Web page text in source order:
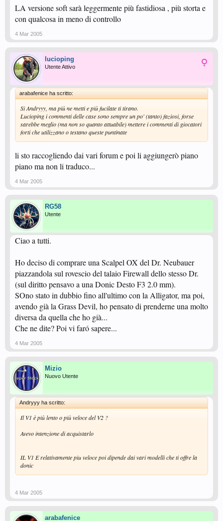
LA versione soft sarà leggermente più fastidiosa , più storta e
con qualcosa in meno di controllo
4 Mar 2005
lucioping
Utente Attivo
arabafenice ha scritto:
Si Andryyy, ma più ne metti e più fucilate ti tirano.
Lucioping i commenti delle case sono sempre un po' (tanto) faziosi, forse
sarebbe meglio (ma non so quanto attuabile) mettere i commenti di giocatori
forti che utilizzano o testano queste puntinate
li sto raccogliendo dai vari forum e poi li aggiungerò piano
piano ma non li traduco...
4 Mar 2005
RG58
Utente
Ciao a tutti.
Ho deciso di comprare una Scalpel OX del Dr. Neubauer
piazzandola sul rovescio del talaio Firewall dello stesso Dr.
(sul diritto pensavo a una Donic Desto F3 2.0 mm).
SOno stato in dubbio fino all'ultimo con la Alligator, ma poi,
avendo già la Grass Devil, ho pensato di prenderne una molto
diversa da quella che ho già...
Che ne dite? Poi vi faró sapere...
4 Mar 2005
Mizio
Nuovo Utente
Andryyy ha scritto:
Il V1 è più lento o più veloce del V2 ?
Avevo intenzione di acquistarlo
IL V1 E relativamente piu veloce poi dipende dai vari modelli che ti offre la
donic
4 Mar 2005
arabafenice